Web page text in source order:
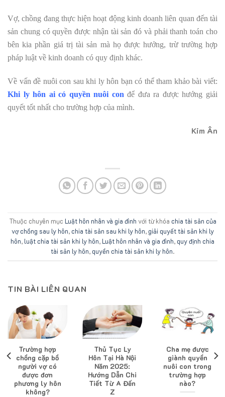
Vợ, chồng đang thực hiện hoạt động kinh doanh liên quan đến tài
sản chung có quyền được nhận tài sản đó và phải thanh toán cho
bên kia phần giá trị tài sản mà họ được hưởng, trừ trường hợp
pháp luật về kinh doanh có quy định khác.
Về vấn đề nuôi con sau khi ly hôn bạn có thể tham khảo bài viết:
Khi ly hôn ai có quyền nuôi con để đưa ra được hướng giải
quyết tốt nhất cho trường hợp của mình.
Kim Ân
Thuộc chuyên mục Luật hôn nhân và gia đình với từ khóa chia tài sản của
vợ chồng sau ly hôn,chia tài sản sau khi ly hôn,giải quyết tài sản khi ly
hôn,luật chia tài sản khi ly hôn,Luật hôn nhân và gia đình,quy định chia
tài sản ly hôn,quyền chia tài sản khi ly hôn.
TIN BÀI LIÊN QUAN
Trường hợp
chồng cặp bồ
người vợ có
được đơn
phương ly hôn
không?
Thủ Tục Ly
Hôn Tại Hà Nội
Năm 2025:
Hướng Dẫn Chi
Tiết Từ A Đến
Z
Cha mẹ được
giành quyền
nuôi con trong
trường hợp
nào?